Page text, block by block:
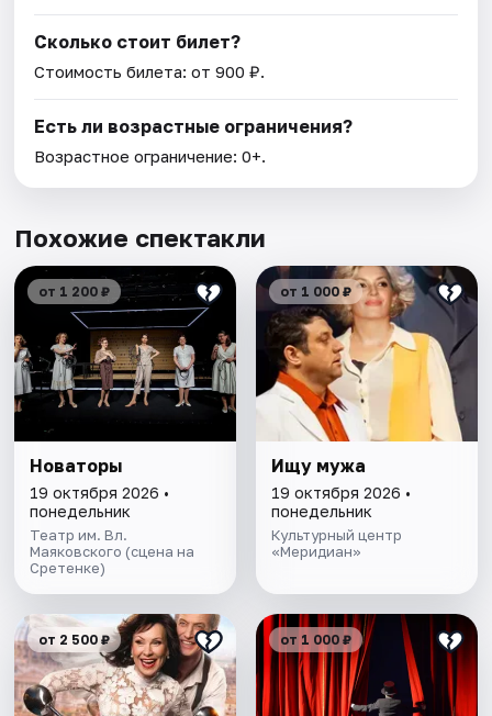
Сколько стоит билет?
Стоимость билета: от 900 ₽.
Есть ли возрастные ограничения?
Возрастное ограничение: 0+.
Похожие спектакли
от 1 200 ₽
Новаторы
19 октября 2026 •
понедельник
Театр им. Вл.
Маяковского (сцена на
Сретенке)
от 1 000 ₽
Ищу мужа
19 октября 2026 •
понедельник
Культурный центр
«Меридиан»
от 2 500 ₽ от 1 000 ₽